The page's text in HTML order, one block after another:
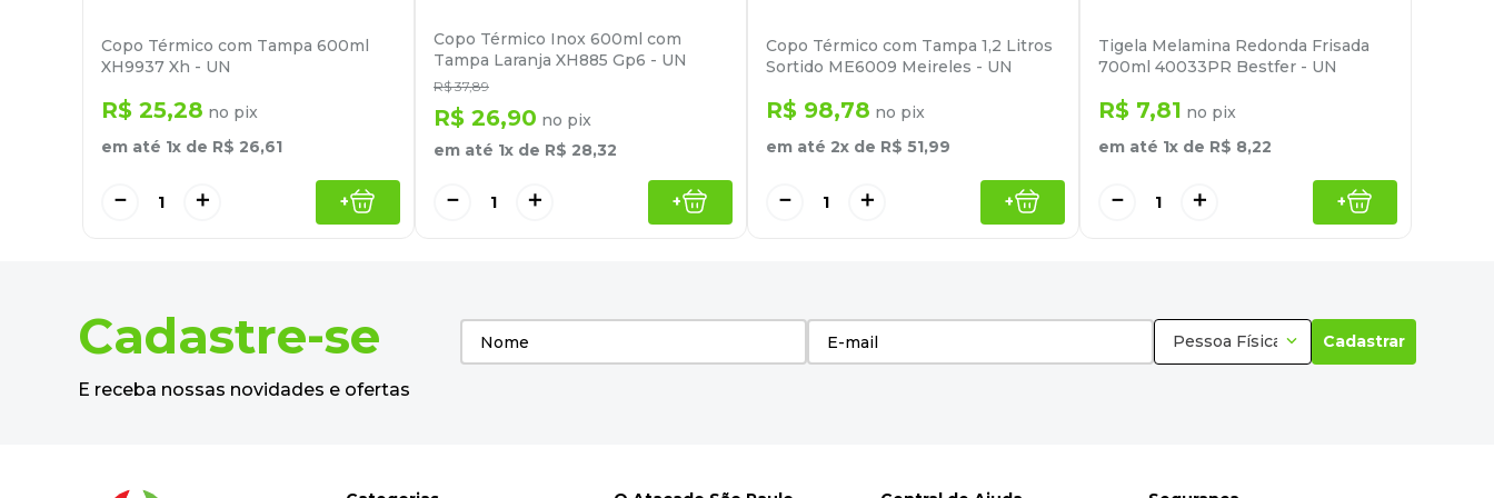
Copo Térmico com Tampa 600ml
XH9937 Xh - UN
R$ 25,28 no pix
em até 1x de R$ 26,61
＋
－ +
Copo Térmico Inox 600ml com
Tampa Laranja XH885 Gp6 - UN
R$ 37,89
R$ 26,90 no pix
em até 1x de R$ 28,32
＋
－ +
Copo Térmico com Tampa 1,2 Litros
Sortido ME6009 Meireles - UN
R$ 98,78 no pix
em até 2x de R$ 51,99
＋
－ +
Tigela Melamina Redonda Frisada
700ml 40033PR Bestfer - UN
R$ 7,81 no pix
em até 1x de R$ 8,22
＋
－ +
Cadastre-se
E receba nossas novidades e ofertas
Pessoa Física Cadastrar